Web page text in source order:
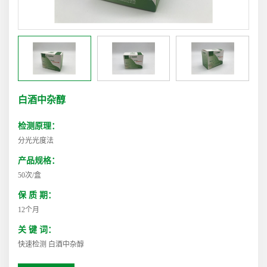
白酒中杂醇
检测原理：
分光光度法
产品规格：
50次/盒
保 质 期：
12个月
关 键 词：
快速检测 白酒中杂醇